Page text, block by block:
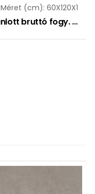
Méret (cm): 60X120X1
Ajánlott bruttó fogy. ár: